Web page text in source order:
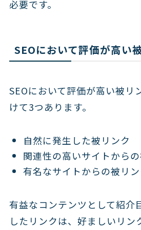
必要です。
SEOにおいて評価が高い
SEOにおいて評価が高い被リ
けて3つあります。
自然に発生した被リンク
関連性の高いサイトから
有名なサイトからの被リン
有益なコンテンツとして紹介
したリンクは、好ましいリン